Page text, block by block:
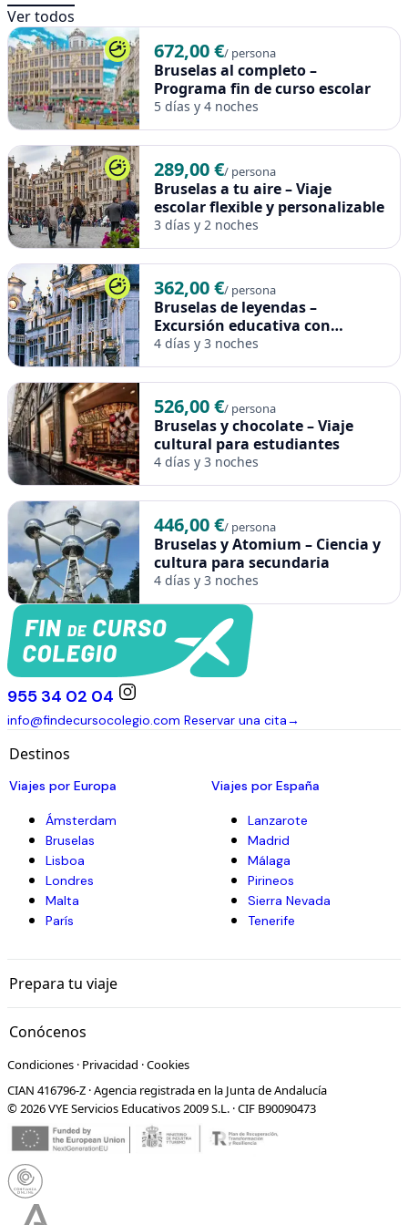
¿Listos para vivir la historia en directo? ¡Contactad con
nosotros y empezamos a organizar este viaje inolvidable a
Berlín para vuestro grupo escolar!
Este paquete no incluye precios válidos en puentes ni festivos
locales. La reserva se inicia cuando confirmáis el número de
alumnos, las fechas y el itinerario. A partir de ahí, ¡nos
encargamos de todo!
Ver todos
672,00 €/ persona
Bruselas al completo –
Programa fin de curso escolar
5 días y 4 noches
289,00 €/ persona
Bruselas a tu aire – Viaje
escolar flexible y personalizable
3 días y 2 noches
362,00 €/ persona
Bruselas de leyendas –
Excursión educativa con
historia
4 días y 3 noches
526,00 €/ persona
Bruselas y chocolate – Viaje
cultural para estudiantes
4 días y 3 noches
446,00 €/ persona
Bruselas y Atomium – Ciencia y
cultura para secundaria
4 días y 3 noches
955 34 02 04
info@findecursocolegio.com Reservar una cita→
Destinos
Viajes por Europa
Ámsterdam
Bruselas
Lisboa
Londres
Malta
París
Viajes por España
Lanzarote
Madrid
Málaga
Pirineos
Sierra Nevada
Tenerife
Prepara tu viaje
Conócenos
Condiciones · Privacidad ·Cookies
CIAN 416796-Z · Agencia registrada en la Junta de Andalucía
© 2026 VYE Servicios Educativos 2009 S.L. · CIF B90090473